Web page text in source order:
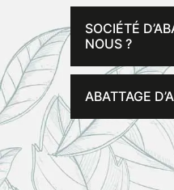
SOCIÉTÉ
NOUS ?
ABATTAGE